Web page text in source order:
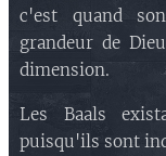
c'est quand
grandeur de
dimension.
Les Baals
puisqu'ils sont